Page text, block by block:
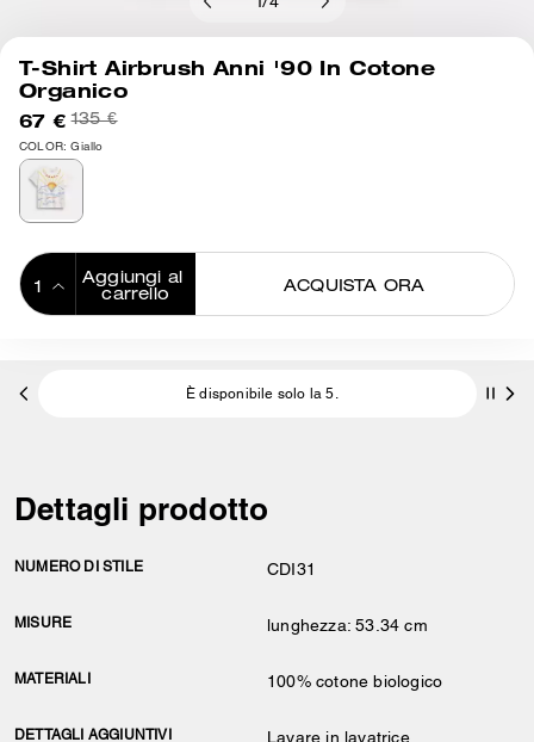
/4
T-Shirt Airbrush Anni '90 In Cotone
Organico
67 € 135 €
COLOR: Giallo
Aggiungi al
carrello
ACQUISTA ORA
È disponibile solo la 5.
Dettagli prodotto
NUMERO DI STILE CDI31
MISURE lunghezza: 53.34 cm
MATERIALI 100% cotone biologico
DETTAGLI AGGIUNTIVI
Lavare in lavatrice